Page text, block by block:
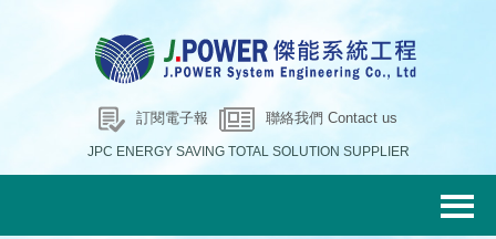
訂閱電子報 聯絡我們 Contact us
JPC ENERGY SAVING TOTAL SOLUTION SUPPLIER